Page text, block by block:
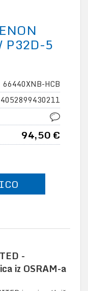
P32D-5
66440XNB-HCB
4052899430211
94,50 €
-
iz OSRAM-a